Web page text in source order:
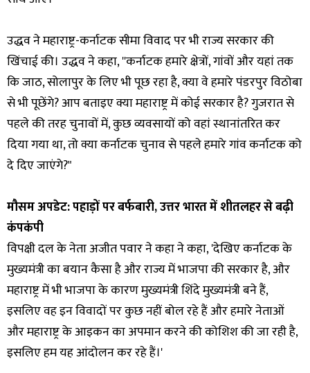
उद्धव ने महाराष्ट्र-कर्नाटक सीमा विवाद पर भी राज्य सरकार की
खिंचाई की। उद्धव ने कहा, ''कर्नाटक हमारे क्षेत्रों, गांवों और यहां तक
कि जाठ, सोलापुर के लिए भी पूछ रहा है, क्या वे हमारे पंडरपुर विठोबा
से भी पूछेंगे? आप बताइए क्या महाराष्ट्र में कोई सरकार है? गुजरात से
पहले की तरह चुनावों में, कुछ व्यवसायों को वहां स्थानांतरित कर
दिया गया था, तो क्या कर्नाटक चुनाव से पहले हमारे गांव कर्नाटक को
दे दिए जाएंगे?"
मौसम अपडेट: पहाड़ों पर बर्फबारी, उत्तर भारत में शीतलहर से बढ़ी
कंपकंपी
विपक्षी दल के नेता अजीत पवार ने कहा ने कहा, 'देखिए कर्नाटक के
मुख्यमंत्री का बयान कैसा है और राज्य में भाजपा की सरकार है, और
महाराष्ट्र में भी भाजपा के कारण मुख्यमंत्री शिंदे मुख्यमंत्री बने हैं,
इसलिए वह इन विवादों पर कुछ नहीं बोल रहे हैं और हमारे नेताओं
और महाराष्ट्र के आइकन का अपमान करने की कोशिश की जा रही है,
इसलिए हम यह आंदोलन कर रहे हैं।'